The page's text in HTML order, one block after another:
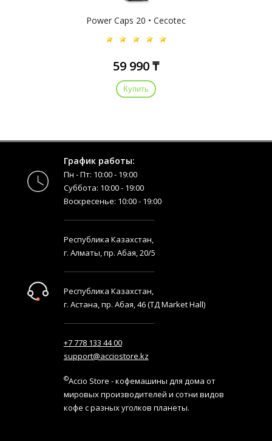
Power Caps 20 • Cecotec
59 990 ₸
Купить
График работы:
Пн - Пт: 10:00 - 19:00
Суббота: 10:00 - 19:00
Воскресенье: 10:00 - 19:00
Республика Казахстан,
г. Алматы, пр. Абая, 20/5
Республика Казахстан,
г. Астана, пр. Абая, 46 (ТД Market Hall)
+7 778 133 44 00
support@acciostore.kz
©Accio Store - кофемашины для дома от
мировых производителей и сотни видов
кофе с разных уголков планеты.